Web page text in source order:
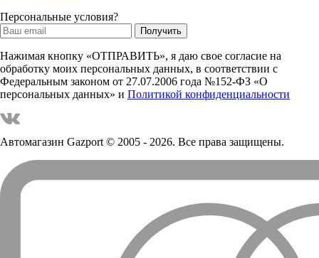
Персональные условия?
Нажимая кнопку «ОТПРАВИТЬ», я даю свое согласие на
обработку моих персональных данных, в соответствии с
Федеральным законом от 27.07.2006 года №152-ФЗ «О
персональных данных» и Политикой конфиденциальности
Автомагазин Gazport© 2005 - 2026. Все права защищены.